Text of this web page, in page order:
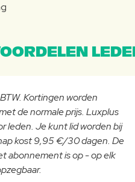
Kortingen worden
de normale prijs. Luxplus
leden. Je kunt lid worden bij
kost 9,95 €/30 dagen. De
abonnement is op - op elk